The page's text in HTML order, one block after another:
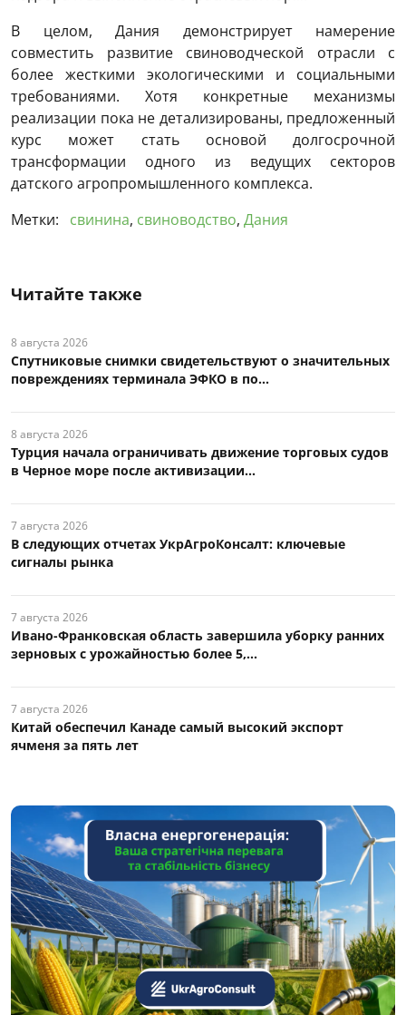
В целом, Дания демонстрирует намерение
совместить развитие свиноводческой отрасли с
более жесткими экологическими и социальными
требованиями. Хотя конкретные механизмы
реализации пока не детализированы, предложенный
курс может стать основой долгосрочной
трансформации одного из ведущих секторов
датского агропромышленного комплекса.
Метки:
свинина, свиноводство, Дания
Читайте также
8 августа 2026
Спутниковые снимки свидетельствуют о значительных
повреждениях терминала ЭФКО в по...
8 августа 2026
Турция начала ограничивать движение торговых судов
в Черное море после активизации...
7 августа 2026
В следующих отчетах УкрАгроКонсалт: ключевые
сигналы рынка
7 августа 2026
Ивано-Франковская область завершила уборку ранних
зерновых с урожайностью более 5,...
7 августа 2026
Китай обеспечил Канаде самый высокий экспорт
ячменя за пять лет